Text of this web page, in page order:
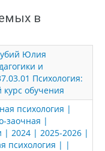
в
Юлия
и
Психология:
обучения
психология |
заочная |
| 2024 | 2025-2026 |
психология | |